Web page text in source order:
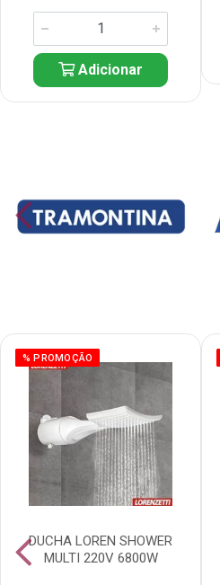
Adicionar
% PROMOÇÃO
DUCHA LOREN SHOWER
MULTI 220V 6800W